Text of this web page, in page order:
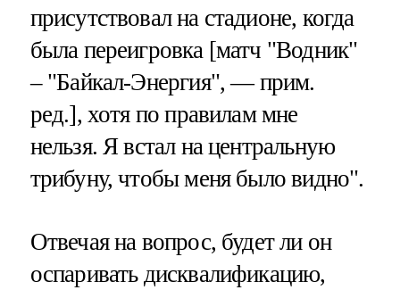
присутствовал на стадионе, когда
была переигровка [матч "Водник"
– "Байкал-Энергия", — прим.
ред.], хотя по правилам мне
нельзя. Я встал на центральную
трибуну, чтобы меня было видно".
Отвечая на вопрос, будет ли он
оспаривать дисквалификацию,